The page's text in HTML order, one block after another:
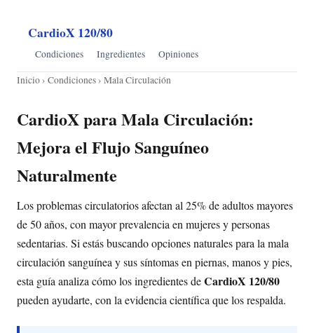
CardioX 120/80
Condiciones Ingredientes Opiniones
Inicio› Condiciones› Mala Circulación
CardioX para Mala Circulación:
Mejora el Flujo Sanguíneo
Naturalmente
Los problemas circulatorios afectan al 25% de adultos mayores
de 50 años, con mayor prevalencia en mujeres y personas
sedentarias. Si estás buscando opciones naturales para la mala
circulación sanguínea y sus síntomas en piernas, manos y pies,
esta guía analiza cómo los ingredientes deCardioX 120/80
pueden ayudarte, con la evidencia científica que los respalda.